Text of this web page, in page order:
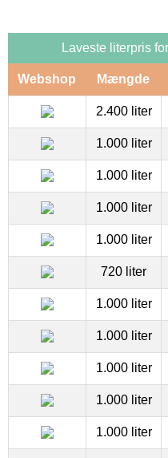
Laveste literpris
Webshop Mængde
2.400 liter
1.000 liter
1.000 liter
1.000 liter
1.000 liter
720 liter
1.000 liter
1.000 liter
1.000 liter
1.000 liter
1.000 liter